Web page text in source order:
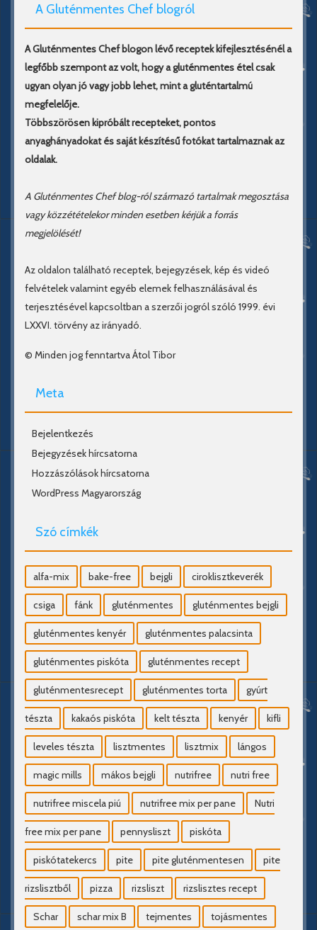
A Gluténmentes Chef blogról
A Gluténmentes Chef blogon lévő receptek kifejlesztésénél a
legfőbb szempont az volt, hogy a gluténmentes étel csak
ugyan olyan jó vagy jobb lehet, mint a gluténtartalmú
megfelelője.
Többszörösen kipróbált recepteket, pontos
anyaghányadokat és saját készítésű fotókat tartalmaznak az
oldalak.
A Gluténmentes Chef blog-ról származó tartalmak megosztása
vagy közzétételekor minden esetben kérjük a forrás
megjelölését!
Az oldalon található receptek, bejegyzések, kép és videó
felvételek valamint egyéb elemek felhasználásával és
terjesztésével kapcsoltban a szerzői jogról szóló 1999. évi
LXXVI. törvény az irányadó.
© Minden jog fenntartva Átol Tibor
Meta
Bejelentkezés
Bejegyzések hírcsatorna
Hozzászólások hírcsatorna
WordPress Magyarország
Szó címkék
alfa-mix bake-free bejgli ciroklisztkeverék
csiga fánk gluténmentes gluténmentes bejgli
gluténmentes kenyér gluténmentes palacsinta
gluténmentes piskóta gluténmentes recept
gluténmentesrecept gluténmentes torta gyúrt
tészta kakaós piskóta kelt tészta kenyér kifli
leveles tészta lisztmentes lisztmix lángos
magic mills mákos bejgli nutrifree nutri free
nutrifree miscela piú nutrifree mix per pane Nutri
free mix per pane pennysliszt piskóta
piskótatekercs pite pite gluténmentesen pite
rizslisztből pizza rizsliszt rizslisztes recept
Schar schar mix B tejmentes tojásmentes